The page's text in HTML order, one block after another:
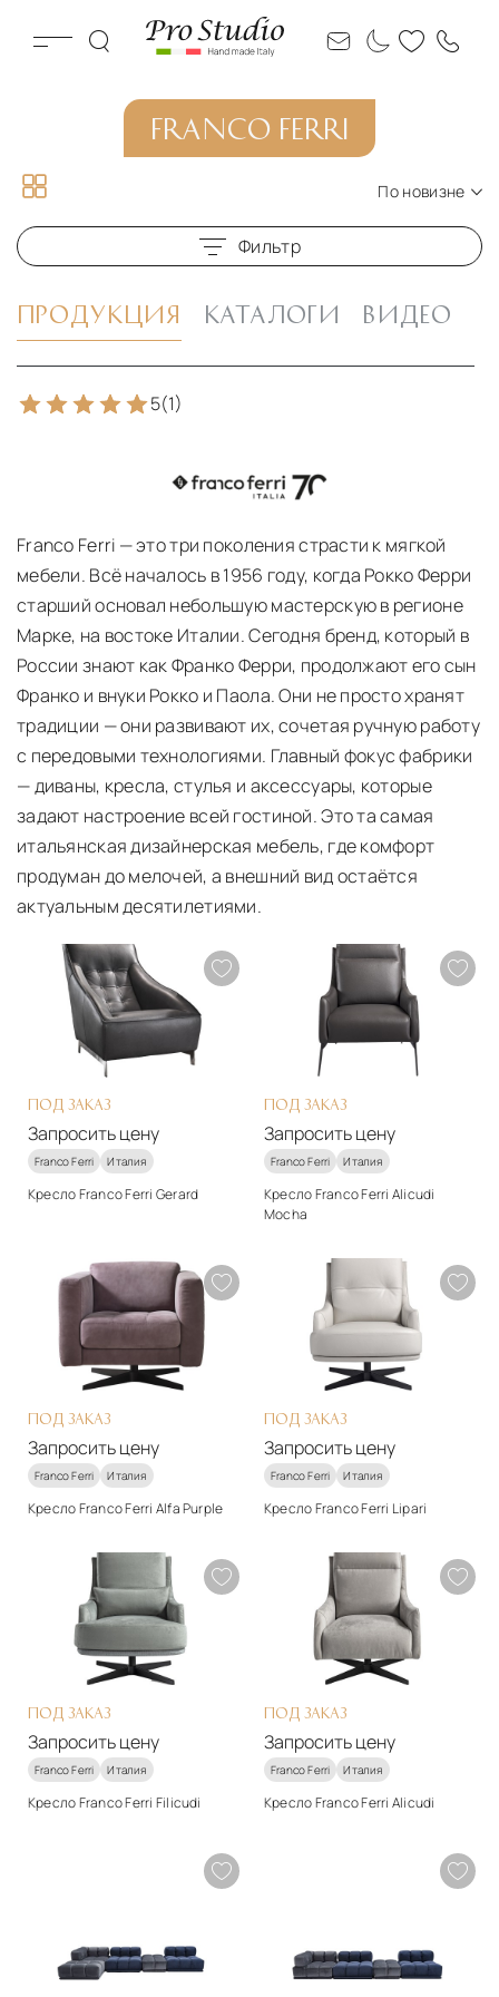
FRANCO FERRI
По новизне
По новизне
По цене по возрастанию
Фильтр
ПРОДУКЦИЯ КАТАЛОГИ ВИДЕО
5(1)
О ПРОИЗВОДИТЕЛЕ FRANCO FERRI
Franco Ferri — это три поколения страсти к мягкой
мебели. Всё началось в 1956 году, когда Рокко Ферри
старший основал небольшую мастерскую в регионе
Марке, на востоке Италии. Сегодня бренд, который в
России знают как Франко Ферри, продолжают его сын
Франко и внуки Рокко и Паола. Они не просто хранят
традиции — они развивают их, сочетая ручную работу
с передовыми технологиями. Главный фокус фабрики
— диваны, кресла, стулья и аксессуары, которые
задают настроение всей гостиной. Это та самая
итальянская дизайнерская мебель, где комфорт
продуман до мелочей, а внешний вид остаётся
актуальным десятилетиями.
ПОД ЗАКАЗ
Запросить цену
Franco Ferri Италия
Кресло Franco Ferri Gerard
Материалы
Натуральная кожа
Подробнее
Запросить цену
ПОД ЗАКАЗ
Запросить цену
Franco Ferri Италия
Кресло Franco Ferri Alicudi
Mocha
арт-деко
Материалы
Натуральная кожа
Подробнее
Запросить цену
ПОД ЗАКАЗ
Запросить цену
Franco Ferri Италия
Кресло Franco Ferri Alfa Purple
арт-деко
Материалы
Натуральная кожа
Подробнее
Запросить цену
ПОД ЗАКАЗ
Запросить цену
Franco Ferri Италия
Кресло Franco Ferri Lipari
арт-деко
Материалы
Натуральная кожа
Подробнее
Запросить цену
ПОД ЗАКАЗ
Запросить цену
Franco Ferri Италия
Кресло Franco Ferri Filicudi
Подробнее
ПОД ЗАКАЗ
Запросить цену
Franco Ferri Италия
Кресло Franco Ferri Alicudi
Подробнее